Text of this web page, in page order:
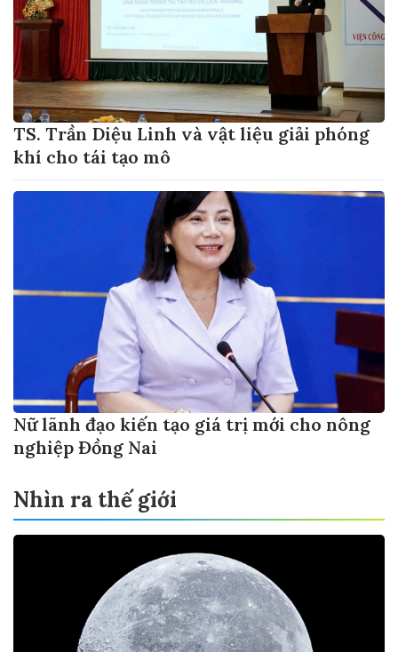
TS. Trần Diệu Linh và vật liệu giải phóng
khí cho tái tạo mô
Nữ lãnh đạo kiến tạo giá trị mới cho nông
nghiệp Đồng Nai
Nhìn ra thế giới